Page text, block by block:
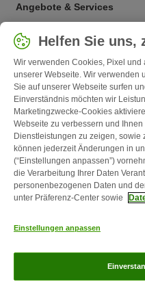
Angebote & Services
Land auswählen
Deutschland / DE
Follow zooplus
Kontakt Versandkosten &
Zahlungsarten
Über uns
Helfen Sie uns,
Wir verwenden Cookies, Pixel und
unserer Webseite. Wir verwenden
Sie auf unserer Webseite surfen
Einverständnis möchten wir
Marketingzwecke-Cookies
Webseite zu verbessern und
Dienstleistungen zu zeigen,
können jederzeit Änderungen in
(“Einstellungen anpassen”)
die Verarbeitung Ihrer Daten
personenbezogenen Daten und
unter Präferenz-Center sowie
Einstellungen anpassen